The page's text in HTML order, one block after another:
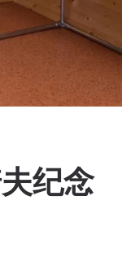
纪念